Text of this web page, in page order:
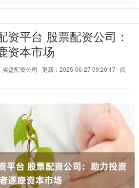
资平台 股票配资公司：
资本市场
实盘配资公司 更新：2025-06-27 09:20:17 阅